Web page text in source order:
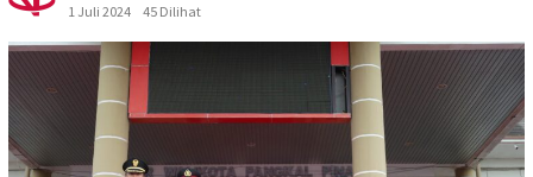
1 Juli 2024
45 Dilihat